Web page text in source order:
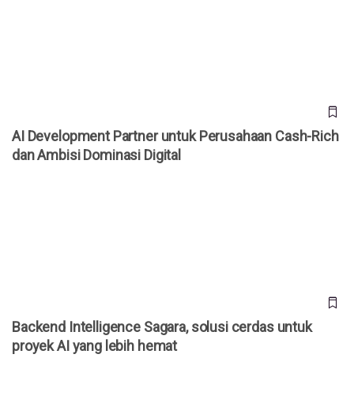
AI Development Partner untuk Perusahaan Cash-Rich
dan Ambisi Dominasi Digital
Backend Intelligence Sagara, solusi cerdas untuk
proyek AI yang lebih hemat